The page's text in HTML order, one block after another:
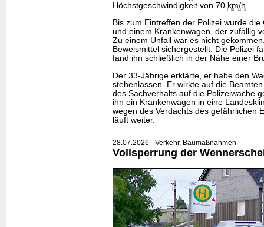
Höchstgeschwindigkeit von 70 km/h
Bis zum Eintreffen der Polizei wurde
und einem Krankenwagen, der zufällig
Zu einem Unfall war es nicht
Beweismittel sichergestellt. Die Polizei
fand ihn schließlich in der Nähe einer
Der 33-Jährige erklärte, er habe den
stehenlassen. Er wirkte auf die
des Sachverhalts auf die Polizeiwache
ihn ein Krankenwagen in eine
wegen des Verdachts des gefährlichen
läuft weiter.
28.07.2026 - Verkehr, Baumaßnahmen
Vollsperrung der